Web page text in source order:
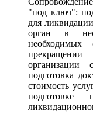
"под ключ":
для
орган в
необходимых
прекращении
подготовка
стоимость
подготовке